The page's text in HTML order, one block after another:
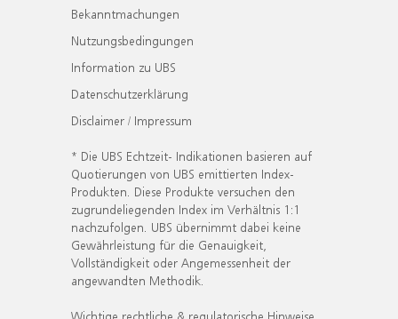
Bekanntmachungen
Nutzungsbedingungen
Information zu UBS
Datenschutzerklärung
Disclaimer / Impressum
* Die UBS Echtzeit- Indikationen basieren auf
Quotierungen von UBS emittierten Index-
Produkten. Diese Produkte versuchen den
zugrundeliegenden Index im Verhältnis 1:1
nachzufolgen. UBS übernimmt dabei keine
Gewährleistung für die Genauigkeit,
Vollständigkeit oder Angemessenheit der
angewandten Methodik.